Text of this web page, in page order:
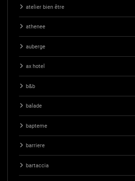
atelier bien être
athenee
auberge
ax hotel
b&b
balade
bapteme
barriere
bartaccia